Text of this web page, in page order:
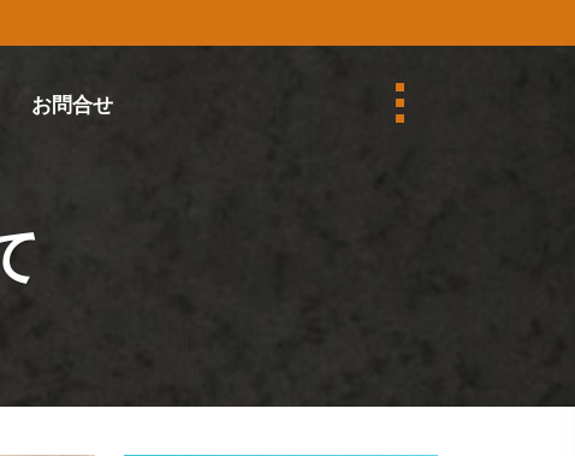
お問合せ